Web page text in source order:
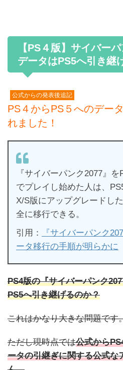
【PS４版】サイバー
データはPS5へ引き継
公式からの発表後追記
PS４からPS５へのデー
れました！
『サイバーパンク2077』
でプレイし始めた人は、
X/S版にアップグレードし
全に移行できる。
引用：
『サイバーパンク
ータ移行の手順が明らかに
PS4版の『サイバーパンク
PS5へ引き継げるのか？
これはかなり大きな問題です
ただし現時点では公式から
ータの引継ぎに関する公式な